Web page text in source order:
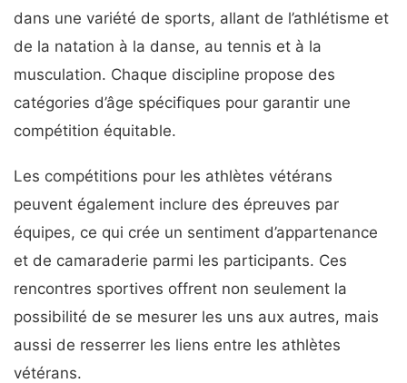
dans une variété de sports, allant de l’athlétisme et
de la natation à la danse, au tennis et à la
musculation. Chaque discipline propose des
catégories d’âge spécifiques pour garantir une
compétition équitable.
Les compétitions pour les athlètes vétérans
peuvent également inclure des épreuves par
équipes, ce qui crée un sentiment d’appartenance
et de camaraderie parmi les participants. Ces
rencontres sportives offrent non seulement la
possibilité de se mesurer les uns aux autres, mais
aussi de resserrer les liens entre les athlètes
vétérans.